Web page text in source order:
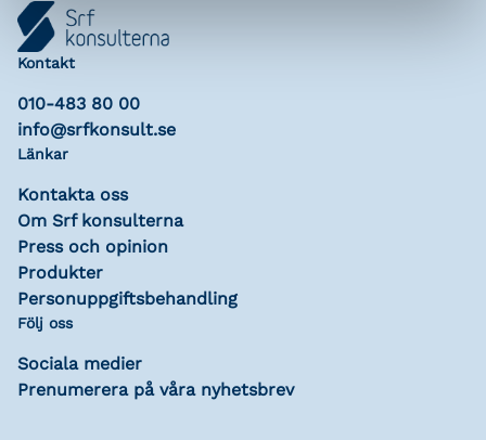
Kontakt
010-483 80 00
info@srfkonsult.se
Länkar
Kontakta oss
Om Srf konsulterna
Press och opinion
Produkter
Personuppgiftsbehandling
Följ oss
Sociala medier
Prenumerera på våra nyhetsbrev